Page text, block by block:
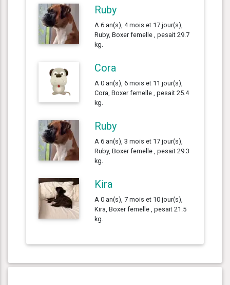
Ruby
A 6 an(s), 4 mois et 17 jour(s),
Ruby, Boxer femelle , pesait 29.7
kg.
Cora
A 0 an(s), 6 mois et 11 jour(s),
Cora, Boxer femelle , pesait 25.4
kg.
Ruby
A 6 an(s), 3 mois et 17 jour(s),
Ruby, Boxer femelle , pesait 29.3
kg.
Kira
A 0 an(s), 7 mois et 10 jour(s),
Kira, Boxer femelle , pesait 21.5
kg.